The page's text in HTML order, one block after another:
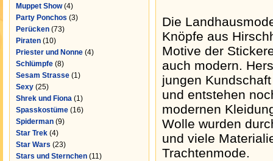
Muppet Show(4)
Party Ponchos (3)
Perücken (73)
Piraten (10)
Priester und Nonne (4)
Schlümpfe (8)
Sesam Strasse (1)
Sexy (25)
Shrek und Fiona (1)
Spasskostüme (16)
Spiderman (9)
Star Trek (4)
Star Wars (23)
Stars und Sternchen (11)
Die
Knöpfe aus
Motive der
auch modern.
jungen
und entstehen
modernen
Wolle wurden
und viele
Trachtenmode.